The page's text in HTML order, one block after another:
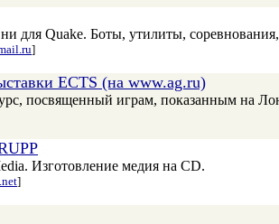
для Quake. Боты, утилиты,
]
ECTS (на www.ag.ru)
посвященный играм, показанным на
Изготовление медия на CD.
]